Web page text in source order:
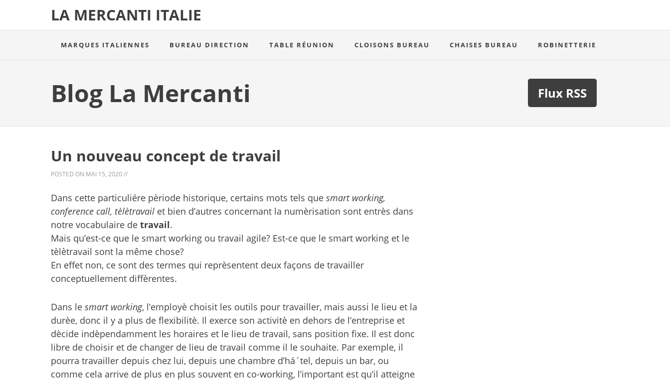
LA MERCANTI ITALIE
MARQUES ITALIENNES BUREAU DIRECTION TABLE RÉUNION CLOISONS BUREAU CHAISES BUREAU ROBINETTERIE
Blog La Mercanti Flux RSS
Un nouveau concept de travail
POSTED ON MAI 15, 2020//
Dans cette particuliére pèriode historique, certains mots tels que smart working,
conference call, tèlètravail et bien d’autres concernant la numèrisation sont entrès dans
notre vocabulaire de travail.
Mais qu’est-ce que le smart working ou travail agile? Est-ce que le smart working et le
tèlètravail sont la même chose?
En effet non, ce sont des termes qui reprèsentent deux façons de travailler
conceptuellement diffèrentes.
Dans le smart working, l’employè choisit les outils pour travailler, mais aussi le lieu et la
durèe, donc il y a plus de flexibilitè. Il exerce son activitè en dehors de l’entreprise et
dècide indèpendamment les horaires et le lieu de travail, sans position fixe. Il est donc
libre de choisir et de changer de lieu de travail comme il le souhaite. Par exemple, il
pourra travailler depuis chez lui, depuis une chambre d’há´tel, depuis un bar, ou
comme cela arrive de plus en plus souvent en co-working, l’important est qu’il atteigne